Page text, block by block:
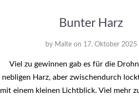
Bunter Harz
by Malte on 17. Oktober 2025
Viel zu gewinnen gab es für die
nebligen Harz, aber zwischendurch
mit einem kleinen Lichtblick. Viel mehr